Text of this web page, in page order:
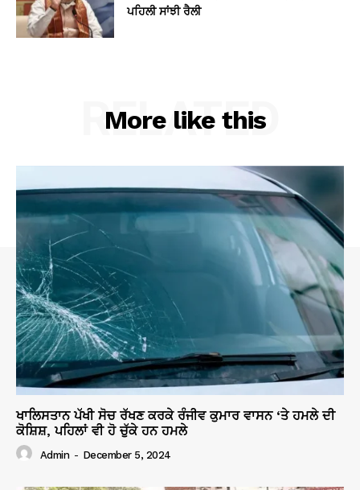
ਪਹਿਲੀ ਸਾਂਝੀ ਰੈਲੀ
More like this
RELATED
ਖਾਲਿਸਤਾਨ ਪੱਖੀ ਸੋਚ ਰੱਖਣ ਕਰਕੇ ਰੰਜੀਵ ਕੁਮਾਰ ਵਾਸਨ ‘ਤੇ ਹਮਲੇ ਦੀ
ਕੋਸ਼ਿਸ਼, ਪਹਿਲਾਂ ਵੀ ਹੋ ਚੁੱਕੇ ਹਨ ਹਮਲੇ
Admin - December 5, 2024